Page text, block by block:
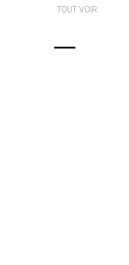
TOUT VOIR